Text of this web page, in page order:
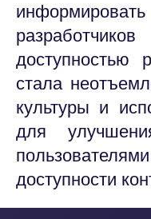
доступностью
стала
культуры и
для
доступности